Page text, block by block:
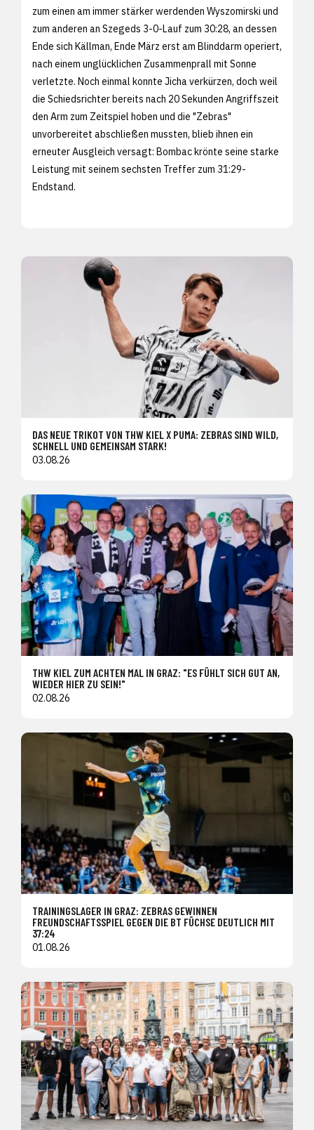
zum einen am immer stärker werdenden Wyszomirski und
zum anderen an Szegeds 3-0-Lauf zum 30:28, an dessen
Ende sich Källman, Ende März erst am Blinddarm operiert,
nach einem unglücklichen Zusammenprall mit Sonne
verletzte. Noch einmal konnte Jicha verkürzen, doch weil
die Schiedsrichter bereits nach 20 Sekunden Angriffszeit
den Arm zum Zeitspiel hoben und die "Zebras"
unvorbereitet abschließen mussten, blieb ihnen ein
erneuter Ausgleich versagt: Bombac krönte seine starke
Leistung mit seinem sechsten Treffer zum 31:29-
Endstand.
DAS NEUE TRIKOT VON THW KIEL X PUMA: ZEBRAS SIND WILD,
SCHNELL UND GEMEINSAM STARK!
03.08.26
THW KIEL ZUM ACHTEN MAL IN GRAZ: "ES FÜHLT SICH GUT AN,
WIEDER HIER ZU SEIN!"
02.08.26
TRAININGSLAGER IN GRAZ: ZEBRAS GEWINNEN
FREUNDSCHAFTSSPIEL GEGEN DIE BT FÜCHSE DEUTLICH MIT
37:24
01.08.26